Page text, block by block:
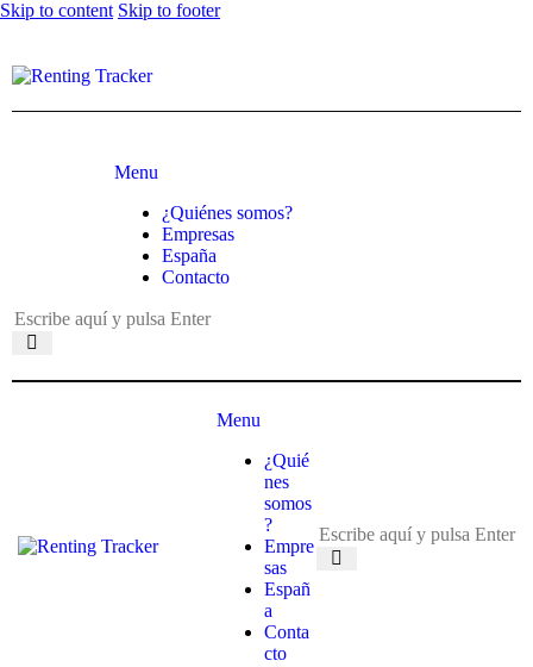
Skip to content Skip to footer
Menu
¿Quiénes somos?
Empresas
España
Contacto
Menu
¿Quié
nes
somos
?
Empre
sas
Españ
a
Conta
cto